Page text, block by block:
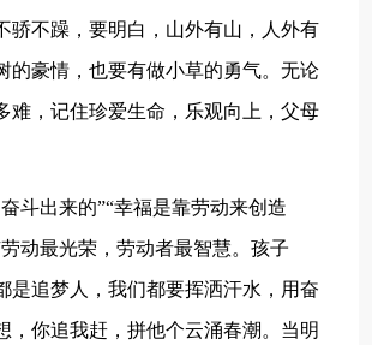
骄不躁，要明白，山外有山，人外有
的豪情，也要有做小草的勇气。无论
难，记住珍爱生命，乐观向上，父母
斗出来的”“幸福是靠劳动来创造
动最光荣，劳动者最智慧。孩子
是追梦人，我们都要挥洒汗水，用奋
，你追我赶，拼他个云涌春潮。当明